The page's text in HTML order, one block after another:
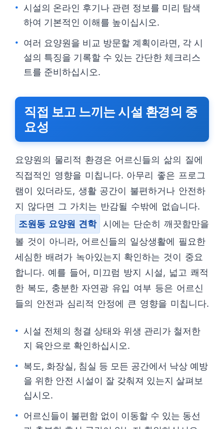
시설의 온라인 후기나 관련 정보를 미리 탐색
하여 기본적인 이해를 높이십시오.
여러 요양원을 비교 방문할 계획이라면, 각 시
설의 특징을 기록할 수 있는 간단한 체크리스
트를 준비하십시오.
직접 보고 느끼는 시설 환경의 중
요성
요양원의 물리적 환경은 어르신들의 삶의 질에
직접적인 영향을 미칩니다. 아무리 좋은 프로그
램이 있더라도, 생활 공간이 불편하거나 안전하
지 않다면 그 가치는 반감될 수밖에 없습니다.
조원동 요양원 견학
시에는 단순히 깨끗함만을
볼 것이 아니라, 어르신들의 일상생활에 필요한
세심한 배려가 녹아있는지 확인하는 것이 중요
합니다. 예를 들어, 미끄럼 방지 시설, 넓고 쾌적
한 복도, 충분한 자연광 유입 여부 등은 어르신
들의 안전과 심리적 안정에 큰 영향을 미칩니다.
시설 전체의 청결 상태와 위생 관리가 철저한
지 육안으로 확인하십시오.
복도, 화장실, 침실 등 모든 공간에서 낙상 예방
을 위한 안전 시설이 잘 갖춰져 있는지 살펴보
십시오.
어르신들이 불편함 없이 이동할 수 있는 동선